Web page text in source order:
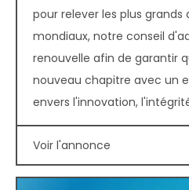
pour relever les plus
mondiaux, notre conseil
renouvelle afin de garantir
nouveau chapitre avec un
envers l'innovation,
Voir l'annonce